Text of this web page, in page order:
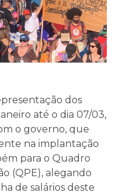
dos
até o dia 07/03,
o governo, que
na implantação
para o Quadro
(QPE), alegando
de salários deste